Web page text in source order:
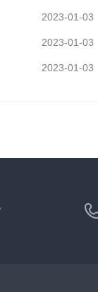
2023-01-03
2023-01-03
2023-01-03